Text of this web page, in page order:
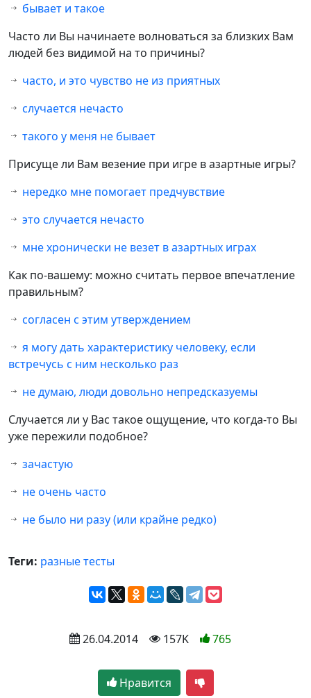
бывает и такое
Часто ли Вы начинаете волноваться за близких Вам
людей без видимой на то причины?
часто, и это чувство не из приятных
случается нечасто
такого у меня не бывает
Присуще ли Вам везение при игре в азартные игры?
нередко мне помогает предчувствие
это случается нечасто
мне хронически не везет в азартных играх
Как по-вашему: можно считать первое впечатление
правильным?
согласен с этим утверждением
я могу дать характеристику человеку, если
встречусь с ним несколько раз
не думаю, люди довольно непредсказуемы
Случается ли у Вас такое ощущение, что когда-то Вы
уже пережили подобное?
зачастую
не очень часто
не было ни разу (или крайне редко)
Теги: разные тесты
26.04.2014 157K 765
Нравится